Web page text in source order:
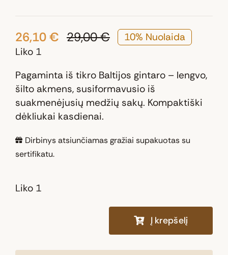
29,00€Original
was:
29,00 €.
26,10€
Current
is:
26,10 €.
10% Nuolaida
Liko 1
Pagaminta iš tikro Baltijos gintaro – lengvo,
šilto akmens, susiformavusio iš
suakmenėjusių medžių sakų. Kompaktiški
dėkliukai kasdienai.
Dirbinys atsiunčiamas gražiai supakuotas su
sertifikatu.
Liko 1
Į krepšelį